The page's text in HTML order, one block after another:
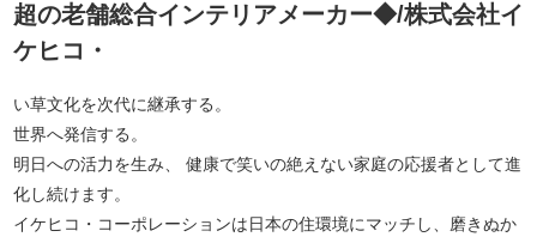
超の老舗総合インテリアメーカー◆/株式会社イ
ケヒコ・
い草文化を次代に継承する。
世界へ発信する。
明日への活力を生み、 健康で笑いの絶えない家庭の応援者として進
化し続けます。
イケヒコ・コーポレーションは日本の住環境にマッチし、磨きぬか